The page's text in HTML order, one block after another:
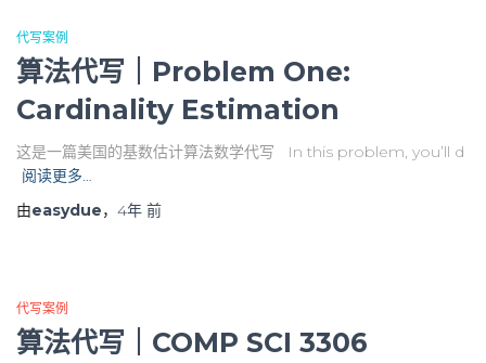
代写案例
算法代写｜Problem One:
Cardinality Estimation
这是一篇美国的基数估计算法数学代写 In this problem, you’ll d
阅读更多…
由easydue， 4年 前
代写案例
算法代写｜COMP SCI 3306